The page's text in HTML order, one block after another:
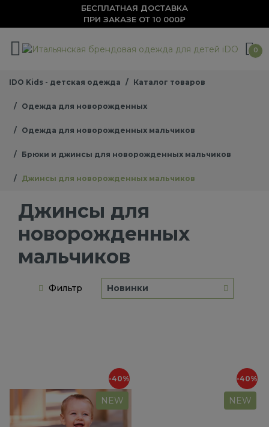
БЕСПЛАТНАЯ ДОСТАВКА
ПРИ ЗАКАЗЕ ОТ 10 000₽
0
IDO Kids - детская одежда Каталог товаров
Одежда для новорожденных
Одежда для новорожденных мальчиков
Брюки и джинсы для новорожденных мальчиков
Джинсы для новорожденных мальчиков
Джинсы для
новорожденных
мальчиков
Фильтр Новинки
-40%
NEW
-40%
NEW